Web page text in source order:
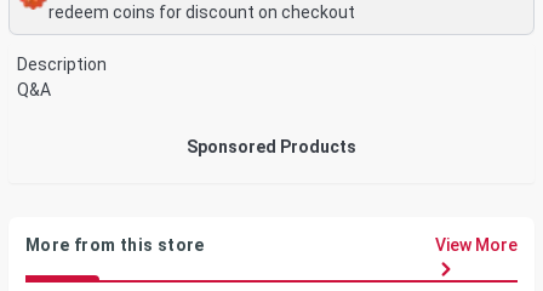
redeem coins for discount on checkout
Description
Q&A
Sponsored Products
More from this store View More